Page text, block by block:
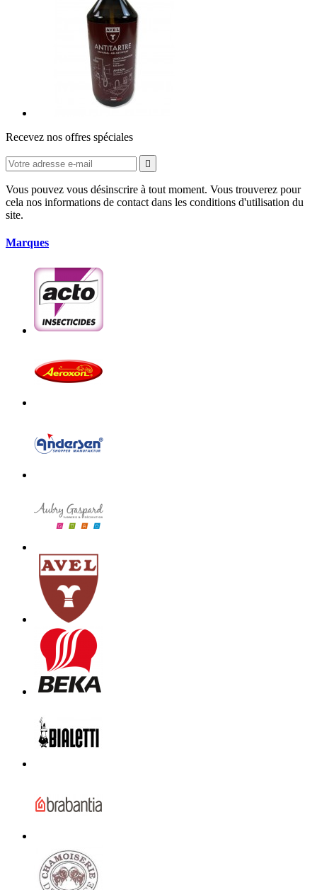
Recevez nos offres spéciales

Vous pouvez vous désinscrire à tout moment. Vous trouverez pour
cela nos informations de contact dans les conditions d'utilisation du
site.
Marques